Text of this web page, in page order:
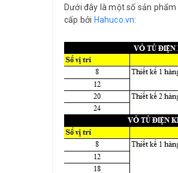
Dưới đây là một số sản phẩm
cấp bởi Hahuco.vn: